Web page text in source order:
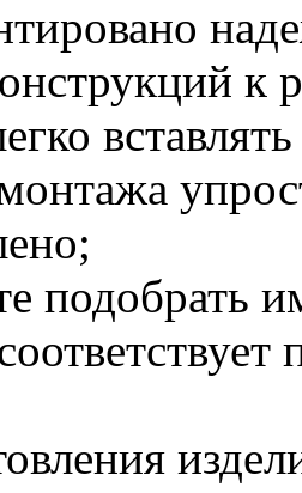
к
подобрать